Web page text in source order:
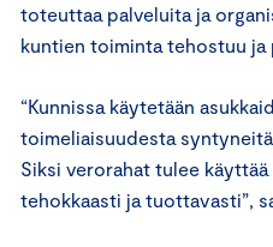
toteuttaa palveluita ja
kuntien toiminta tehostuu ja
“Kunnissa käytetään
toimeliaisuudesta
Siksi verorahat tulee
tehokkaasti ja tuottavasti”,